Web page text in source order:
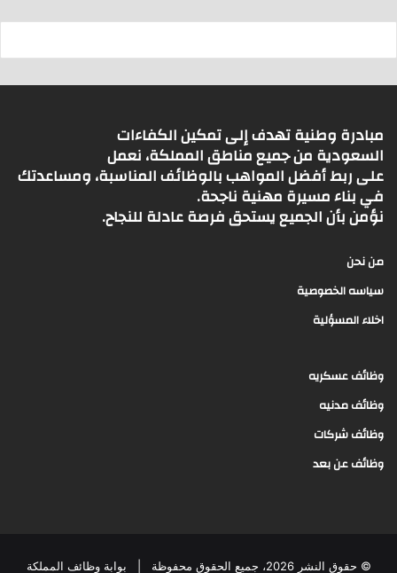
مبادرة وطنية تهدف إلى تمكين الكفاءات
السعودية من جميع مناطق المملكة، نعمل
على ربط أفضل المواهب بالوظائف المناسبة، ومساعدتك
في بناء مسيرة مهنية ناجحة.
نؤمن بأن الجميع يستحق فرصة عادلة للنجاح.
من نحن
سياسه الخصوصية
اخلاء المسؤلية
وظائف عسكريه
وظائف مدنيه
وظائف شركات
وظائف عن بعد
© حقوق النشر 2026، جميع الحقوق محفوظة | بوابة وظائف المملكة